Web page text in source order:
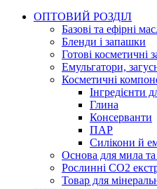
ОПТОВИЙ РОЗДІЛ
Базові та ефірні
Бленди і запашки
Готові косметичні
Емульгатори,
Косметичні
Інгредієнти
Глина
Консерванти
ПАР
Силікони й
Основа для мила
Рослинні СО2
Товар для